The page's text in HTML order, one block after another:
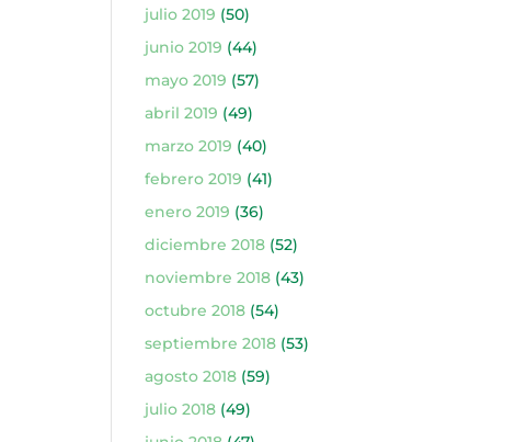
julio 2019 (50)
junio 2019 (44)
mayo 2019 (57)
abril 2019 (49)
marzo 2019 (40)
febrero 2019 (41)
enero 2019 (36)
diciembre 2018(52)
noviembre 2018(43)
octubre 2018(54)
septiembre 2018(53)
agosto 2018(59)
julio 2018(49)